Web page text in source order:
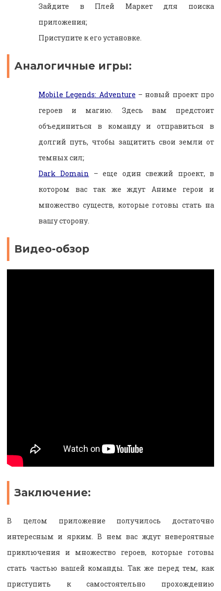
Зайдите в Плей Маркет для поиска
приложения;
Приступите к его установке.
Аналогичные игры:
Mobile Legends: Adventure – новый проект про
героев и магию. Здесь вам предстоит
объединиться в команду и отправиться в
долгий путь, чтобы защитить свои земли от
темных сил;
Dark Domain – еще один свежий проект, в
котором вас так же ждут Аниме герои и
множество существ, которые готовы стать на
вашу сторону.
Видео-обзор
Заключение:
В целом приложение получилось достаточно
интересным и ярким. В нем вас ждут невероятные
приключения и множество героев, которые готовы
стать частью вашей команды. Так же перед тем, как
приступить к самостоятельно прохождению